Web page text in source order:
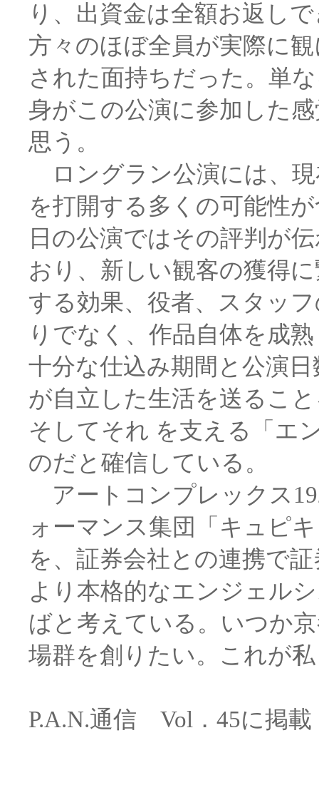
り、出資金は全額お返し
方々のほぼ全員が実際に
された面持ちだった。単
身がこの公演に参加した
思う。
ロングラン公演には、
を打開する多くの可能性
日の公演ではその評判が
おり、新しい観客の獲得
する効果、役者、スタッ
りでなく、作品自体を成
十分な仕込み期間と公演
が自立した生活を送るこ
そしてそれ を支える「エ
のだと確信している。
アートコンプレックス
ォーマンス集団「キュピ
を、証券会社との連携で
より本格的なエンジェル
ばと考えている。いつか
場群を創りたい。これが
P.A.N.通信 Vol．45に掲載